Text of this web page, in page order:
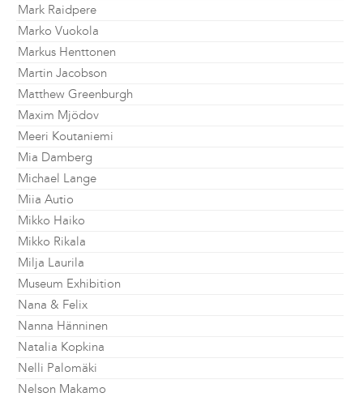
Mark Raidpere
Marko Vuokola
Markus Henttonen
Martin Jacobson
Matthew Greenburgh
Maxim Mjödov
Meeri Koutaniemi
Mia Damberg
Michael Lange
Miia Autio
Mikko Haiko
Mikko Rikala
Milja Laurila
Museum Exhibition
Nana & Felix
Nanna Hänninen
Natalia Kopkina
Nelli Palomäki
Nelson Makamo